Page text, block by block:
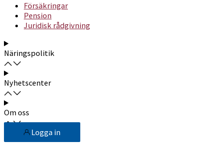
Försäkringar
Pension
Juridisk rådgivning
Näringspolitik
Nyhetscenter
Om oss
Logga in